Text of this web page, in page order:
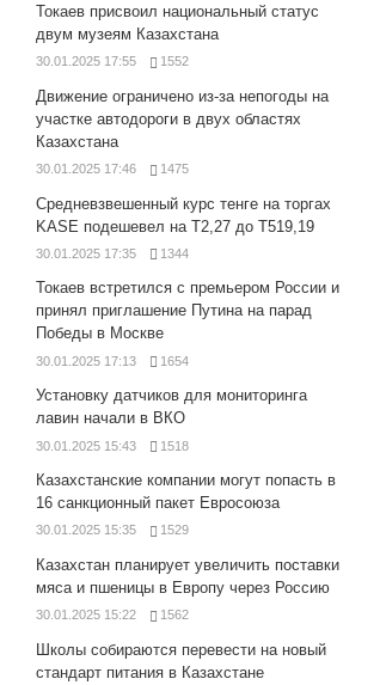
Токаев присвоил национальный статус
двум музеям Казахстана
30.01.2025 17:55 1552
Движение ограничено из-за непогоды на
участке автодороги в двух областях
Казахстана
30.01.2025 17:46 1475
Средневзвешенный курс тенге на торгах
KASE подешевел на Т2,27 до Т519,19
30.01.2025 17:35 1344
Токаев встретился с премьером России и
принял приглашение Путина на парад
Победы в Москве
30.01.2025 17:13 1654
Установку датчиков для мониторинга
лавин начали в ВКО
30.01.2025 15:43 1518
Казахстанские компании могут попасть в
16 санкционный пакет Евросоюза
30.01.2025 15:35 1529
Казахстан планирует увеличить поставки
мяса и пшеницы в Европу через Россию
30.01.2025 15:22 1562
Школы собираются перевести на новый
стандарт питания в Казахстане